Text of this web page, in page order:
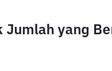
Jumlah yang